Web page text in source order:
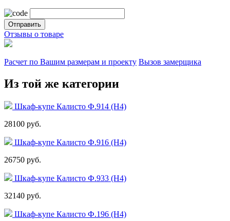
Отзывы о товаре
Расчет по Вашим размерам и проекту Вызов замерщика
Из той же категории
Шкаф-купе Калисто Ф.914 (Н4)
28100 руб.
Шкаф-купе Калисто Ф.916 (Н4)
26750 руб.
Шкаф-купе Калисто Ф.933 (Н4)
32140 руб.
Шкаф-купе Калисто Ф.196 (Н4)